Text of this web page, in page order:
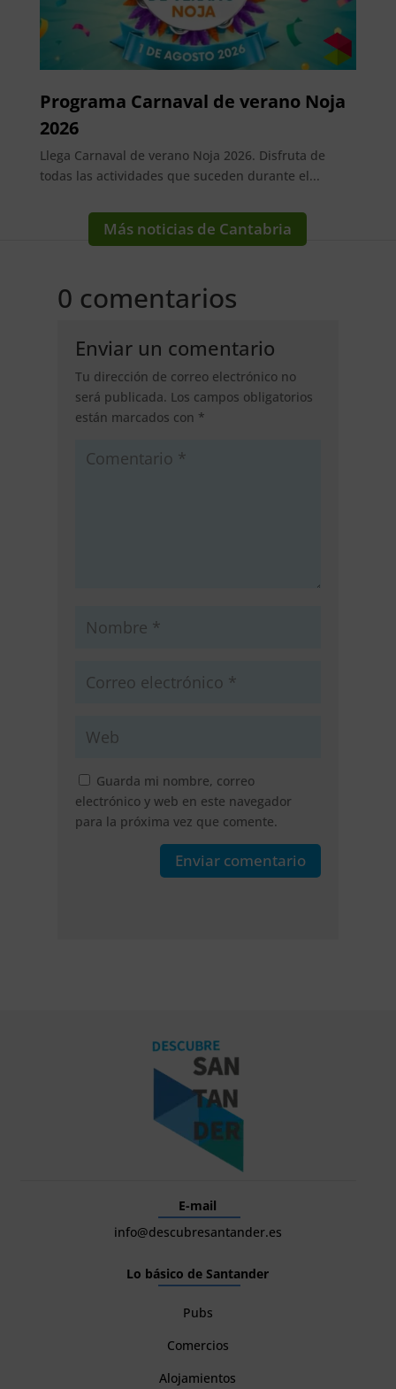
Programa Carnaval de verano Noja
2026
Llega Carnaval de verano Noja 2026. Disfruta de
todas las actividades que suceden durante el...
Más noticias de Cantabria
0 comentarios
Enviar un comentario
Tu dirección de correo electrónico no
será publicada. Los campos obligatorios
están marcados con *
Guarda mi nombre, correo
electrónico y web en este navegador
para la próxima vez que comente.
Enviar comentario
E-mail
info@descubresantander.es
Lo básico de Santander
Pubs
Comercios
Alojamientos